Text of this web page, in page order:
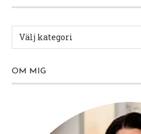
OM MIG